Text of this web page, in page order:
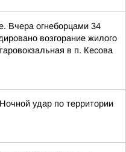
Вчера огнеборцами 34
возгорание жилого
в п. Кесова
удар по территории